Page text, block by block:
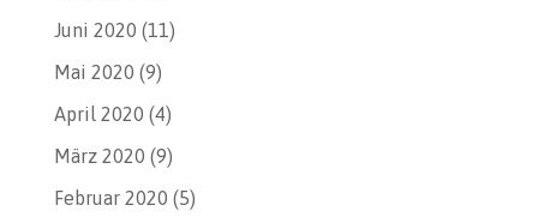
Juni 2020 (11)
Mai 2020 (9)
April 2020 (4)
März 2020 (9)
Februar 2020 (5)